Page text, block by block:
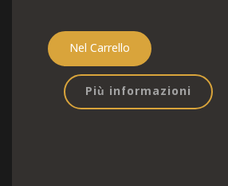
Più informazioni